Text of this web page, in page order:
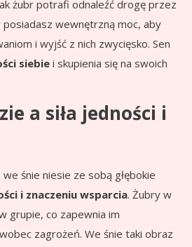
żubr potrafi odnaleźć drogę przez
wewnętrzną moc, aby
i wyjść z nich zwycięsko. Sen
siebiei skupienia się na swoich
a siła jedności i
śnie niesie ze sobą głębokie
i znaczeniu wsparcia. Żubry w
grupie, co zapewnia im
zagrożeń. We śnie taki obraz